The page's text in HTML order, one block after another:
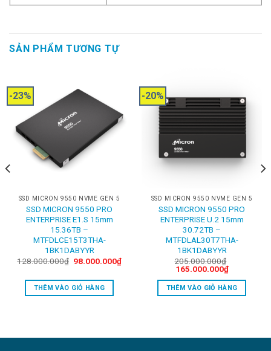
SẢN PHẨM TƯƠNG TỰ
-23%
SSD MICRON 9550 NVME GEN 5
SSD MICRON 9550 PRO
ENTERPRISE E1.S 15mm
15.36TB –
MTFDLCE15T3THA-
1BK1DABYYR
128.000.000₫ Original
128.000.000₫.
98.000.000₫Current
98.000.000₫.
THÊM VÀO GIỎ HÀNG
-20%
SSD MICRON 9550 NVME GEN 5
SSD MICRON 9550 PRO
ENTERPRISE U.2 15mm
30.72TB –
MTFDLAL30T7THA-
1BK1DABYYR
205.000.000₫
Original
was:
205.000.000₫.
165.000.000₫Current
price
is:
THÊM VÀO GIỎ HÀNG